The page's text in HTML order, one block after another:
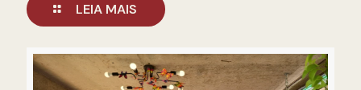
LEIA MAIS